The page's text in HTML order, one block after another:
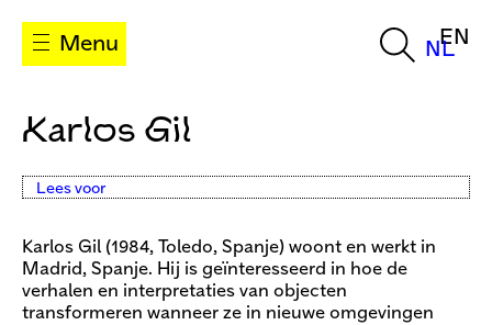
Menu NL
EN
Karlos Gil
Lees voor
Karlos Gil (1984, Toledo, Spanje) woont en werkt in
Madrid, Spanje. Hij is geïnteresseerd in hoe de
verhalen en interpretaties van objecten
transformeren wanneer ze in nieuwe omgevingen